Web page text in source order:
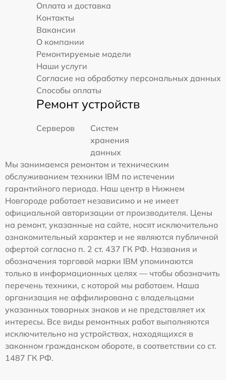
Оплата и доставка
Контакты
Вакансии
О компании
Ремонтируемые модели
Наши услуги
Согласие на обработку персональных данных
Способы оплаты
Ремонт устройств
Серверов
Систем
хранения
данных
Мы занимаемся ремонтом и техническим
обслуживанием техники IBM по истечении
гарантийного периода. Наш центр в Нижнем
Новгороде работает независимо и не имеет
официальной авторизации от производителя. Цены
на ремонт, указанные на сайте, носят исключительно
ознакомительный характер и не являются публичной
офертой согласно п. 2 ст. 437 ГК РФ. Названия и
обозначения торговой марки IBM упоминаются
только в информационных целях — чтобы обозначить
перечень техники, с которой мы работаем. Наша
организация не аффилирована с владельцами
указанных товарных знаков и не представляет их
интересы. Все виды ремонтных работ выполняются
исключительно на устройствах, находящихся в
законном гражданском обороте, в соответствии со ст.
1487 ГК РФ.